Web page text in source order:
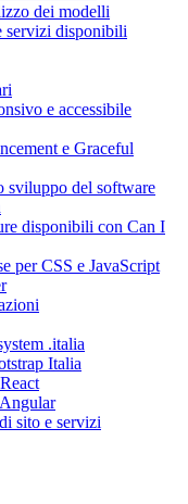
dei modelli
servizi disponibili
e accessibile
e Graceful
sviluppo del software
disponibili con Can I
per CSS e JavaScript
.italia
Italia
sito e servizi